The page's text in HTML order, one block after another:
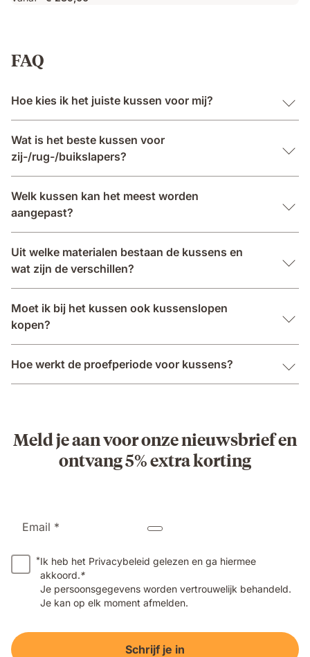
FAQ
Hoe kies ik het juiste kussen voor mij?
Wat is het beste kussen voor
zij-/rug-/buikslapers?
Welk kussen kan het meest worden
aangepast?
Uit welke materialen bestaan de kussens en
wat zijn de verschillen?
Moet ik bij het kussen ook kussenslopen
kopen?
Hoe werkt de proefperiode voor kussens?
Meld je aan voor onze nieuwsbrief en
ontvang 5% extra korting
Email *
*Ik heb het Privacybeleid gelezen en ga hiermee
akkoord.*
Je persoonsgegevens worden vertrouwelijk behandeld.
Je kan op elk moment afmelden.
Schrijf je in